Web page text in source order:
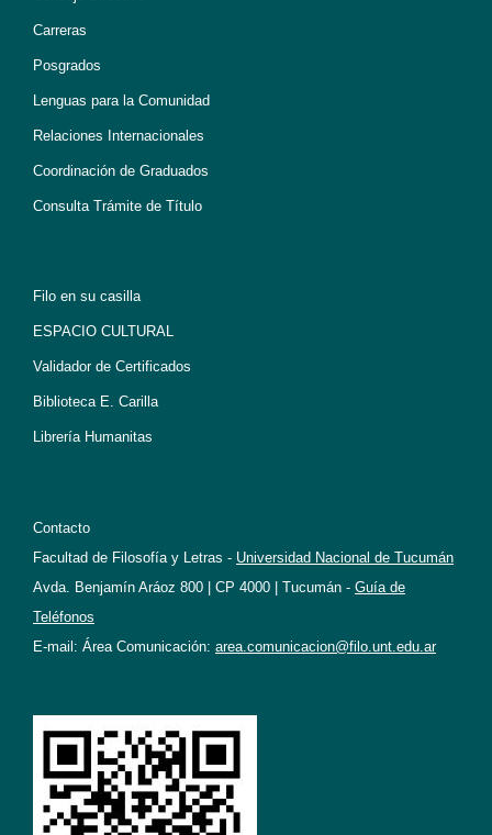
Carreras
Posgrados
Lenguas para la Comunidad
Relaciones Internacionales
Coordinación de Graduados
Consulta Trámite de Título
Filo en su casilla
ESPACIO CULTURAL
Validador de Certificados
Biblioteca E. Carilla
Librería Humanitas
Contacto
Facultad de Filosofía y Letras - Universidad Nacional de Tucumán
Avda. Benjamín Aráoz 800 | CP 4000 | Tucumán - Guía de
Teléfonos
E-mail: Área Comunicación: area.comunicacion@filo.unt.edu.ar